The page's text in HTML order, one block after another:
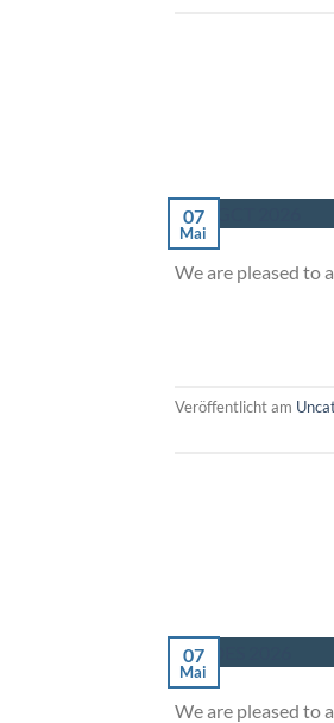
07
Mai
We are pleased to
Veröffentlicht am
07
Mai
We are pleased to